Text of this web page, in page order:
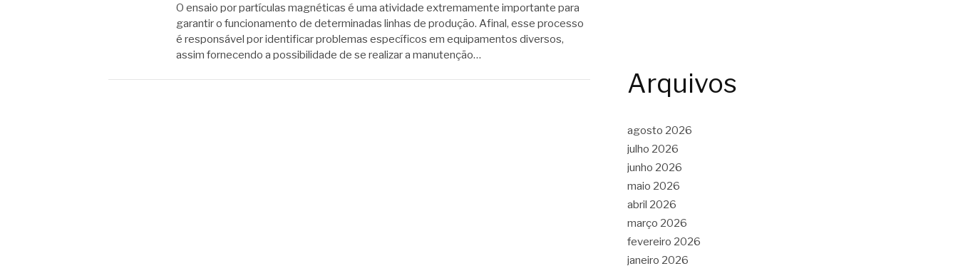
O ensaio por partículas magnéticas é uma atividade extremamente importante para
garantir o funcionamento de determinadas linhas de produção. Afinal, esse processo
é responsável por identificar problemas específicos em equipamentos diversos,
assim fornecendo a possibilidade de se realizar a manutenção…
Arquivos
agosto 2026
julho 2026
junho 2026
maio 2026
abril 2026
março 2026
fevereiro 2026
janeiro 2026